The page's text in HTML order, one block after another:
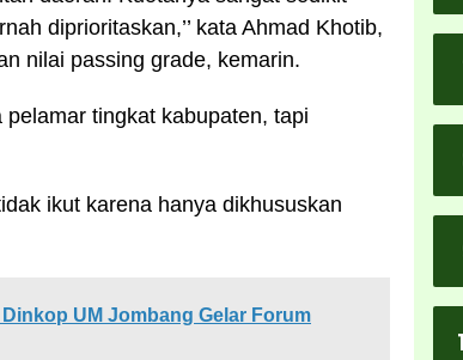
diprioritaskan,’’ kata Ahmad Khotib,
nilai passing grade, kemarin.
tingkat kabupaten, tapi
ikut karena hanya dikhususkan
UM Jombang Gelar Forum